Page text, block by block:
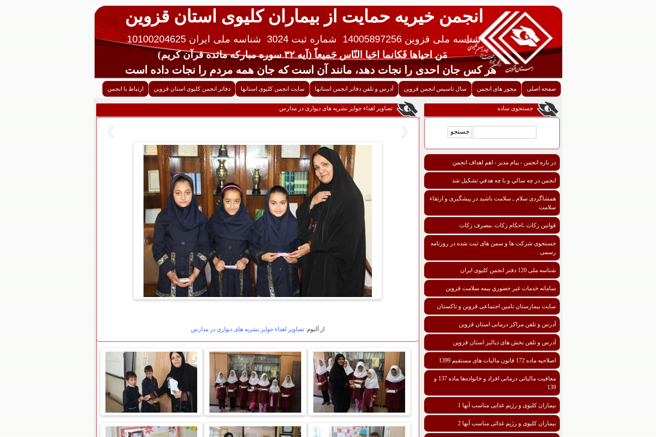
انجمن خیریه حمایت از بیماران کلیوی استان قزوین
شناسه ملی قزوین 14005897256 شماره ثبت 3024
شناسه ملی ایران 10100204625
مَن احیاها فَکانما احَیا النّاس جَمیعاً (آیه ۳۲ سوره مبارکه مائده قرآن کریم)
هر کس جان احدی را نجات دهد، مانند آن است که جان همه مردم را نجات داده است
صفحه اصلی مجوز های انجمن سال تاسیس انجمن قزوین آدرس و تلفن دفاتر انجمن استانها سایت انجمن کلیوی استانها دفاتر انجمن کلیوی استان قزوین ارتباط با انجمن
جستجوی ساده
در باره انجمن - پیام مدیر - اهم اهداف انجمن
انجمن در چه سالي و با چه هدفي تشكيل شد
همشاگردی سلام ـ سلامت باشید در پیشگیری و ارتقاء
سلامت
قوانین زکات ،احکام زکات ،مصرف زکات
جستجوی شرکت ها و سمن های ثبت شده در روزنامه
رسمی
شناسه ملی 120 دفتر انجمن کلیوی ایران
سامانه خدمات غیر حضوري بیمه سلامت قزوین
سایت بیمارستان تامین اجتماعی قزوین و تاکستان
آدرس و تلفن مراکز درمانی استان قزوین
آدرس و تلفن بخش های دیالیز استان قزوین
اصلاحیه ماده 172 قانون مالیات های مستقیم 1399
معافیت مالیاتی درمانی افراد و خانواده‌ها ماده 137 و
139
بیماران کلیوی و رژیم غذایی مناسب آنها 1
بیماران کلیوی و رژیم غذائی مناسب آنها 2
تصاویر اهداء جوایز نشریه های دیواری در مدارس
از آلبوم: تصاویر اهداء جوایز نشریه های دیواری در مدارس